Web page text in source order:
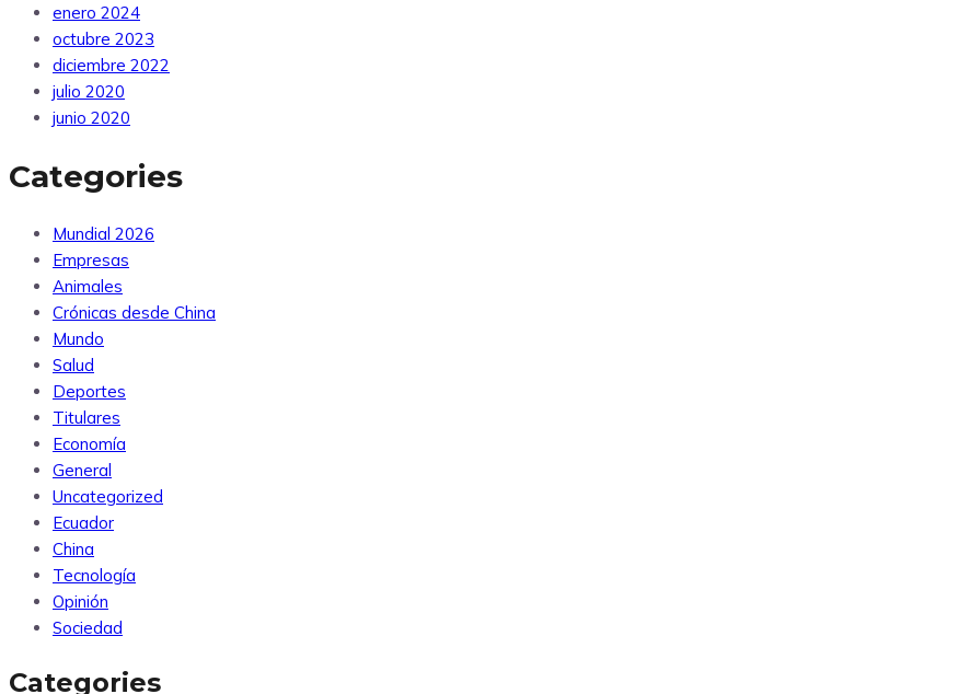
enero 2024
octubre 2023
diciembre 2022
julio 2020
junio 2020
Categories
Mundial 2026
Empresas
Animales
Crónicas desde China
Mundo
Salud
Deportes
Titulares
Economía
General
Uncategorized
Ecuador
China
Tecnología
Opinión
Sociedad
Categories